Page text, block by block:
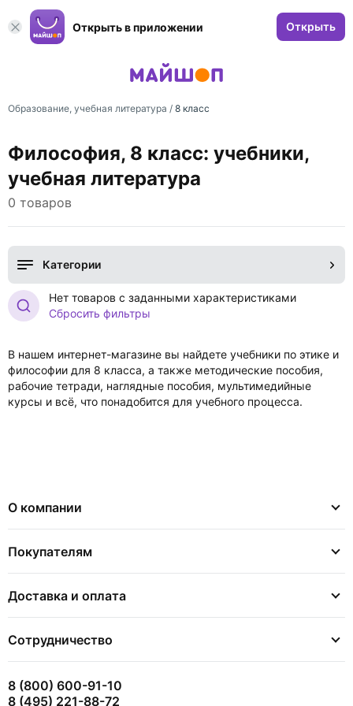
Открыть в приложении Открыть
Образование, учебная литература / 8 класс
Философия, 8 класс: учебники,
учебная литература
0 товаров
Категории
Нет товаров с заданными характеристиками
Сбросить фильтры
В нашем интернет-магазине вы найдете учебники по этике и
философии для 8 класса, а также методические пособия,
рабочие тетради, наглядные пособия, мультимедийные
курсы и всё, что понадобится для учебного процесса.
О компании
Покупателям
Доставка и оплата
Сотрудничество
8 (800) 600-91-10
8 (495) 221-88-72